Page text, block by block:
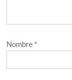
Nombre *